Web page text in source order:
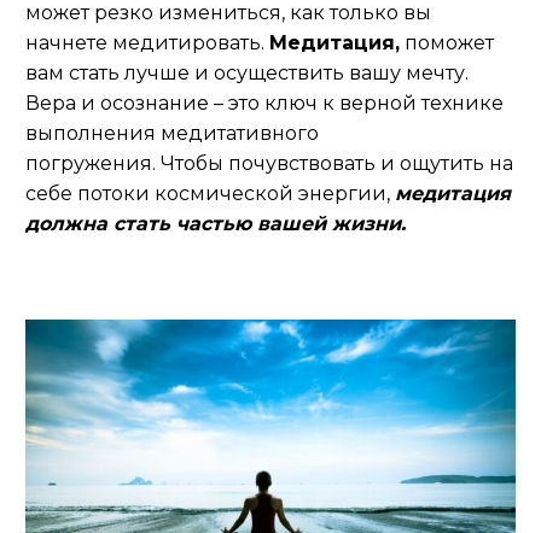
может резко измениться, как только вы
начнете медитировать. М едитация, поможет
вам стать лучше и осуществить вашу мечту.
Вера и осознание – это ключ к верной технике
выполнения медитативного
погружения. Чтобы почувствовать и ощутить на
себе потоки космической энергии, медитация
должна стать частью вашей жизни.